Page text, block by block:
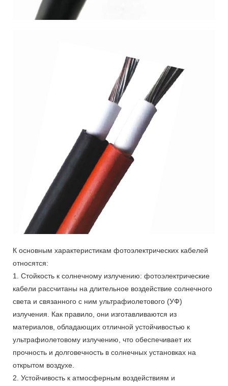
К основным характеристикам фотоэлектрических кабелей
относятся:
1. Стойкость к солнечному излучению: фотоэлектрические
кабели рассчитаны на длительное воздействие солнечного
света и связанного с ним ультрафиолетового (УФ)
излучения. Как правило, они изготавливаются из
материалов, обладающих отличной устойчивостью к
ультрафиолетовому излучению, что обеспечивает их
прочность и долговечность в солнечных установках на
открытом воздухе.
2. Устойчивость к атмосферным воздействиям и